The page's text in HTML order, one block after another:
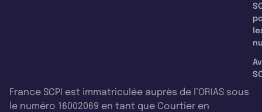
France SCPI est immatriculée auprès de l’ORIAS sous
le numéro 16002069 en tant que Courtier en